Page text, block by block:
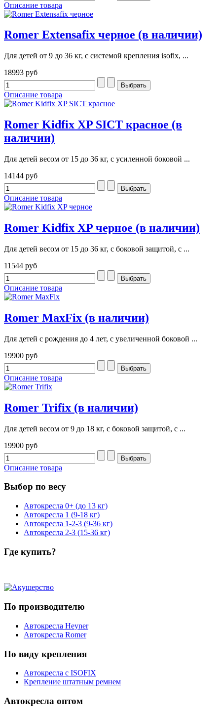
Описание товара
Romer Extensafix черное (в наличии)
Для детей от 9 до 36 кг, с системой крепления isofix, ...
18993 руб
Описание товара
Romer Kidfix XP SICT красное (в
наличии)
Для детей весом от 15 до 36 кг, с усиленной боковой ...
14144 руб
Описание товара
Romer Kidfix XP черное (в наличии)
Для детей весом от 15 до 36 кг, с боковой защитой, с ...
11544 руб
Описание товара
Romer MaxFix (в наличии)
Для детей с рождения до 4 лет, с увеличенной боковой ...
19900 руб
Описание товара
Romer Trifix (в наличии)
Для детей весом от 9 до 18 кг, с боковой защитой, с ...
19900 руб
Описание товара
Выбор по весу
Автокресла 0+ (до 13 кг)
Автокресла 1 (9-18 кг)
Автокресла 1-2-3 (9-36 кг)
Автокресла 2-3 (15-36 кг)
Где купить?
По производителю
Автокресла Heyner
Автокресла Romer
По виду крепления
Автокресла с ISOFIX
Крепление штатным ремнем
Автокресла оптом